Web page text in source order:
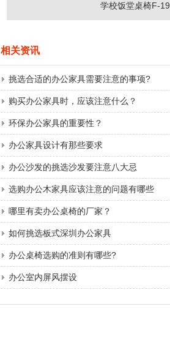
学校饭堂桌椅F-19
相关资讯
挑选合适的办公家具需要注意的事项?
购买办公家具时，应该注意什么？
环保办公家具的重要性？
办公家具设计有那些要求
办公沙发的挑选沙发要注意八大忌
选购办公木家具应该注意的问题有哪些
哪里有卖办公桌椅的厂家？
如何挑选板式深圳办公家具
办公桌椅选购的准则有哪些?
办公室内屏风摆设